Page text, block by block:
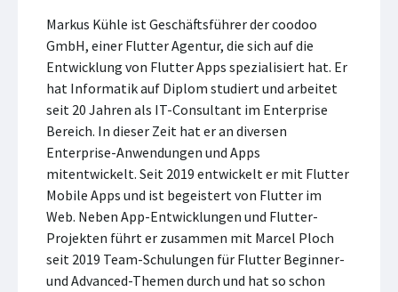
Markus Kühle ist Geschäftsführer der coodoo
GmbH, einer Flutter Agentur, die sich auf die
Entwicklung von Flutter Apps spezialisiert hat. Er
hat Informatik auf Diplom studiert und arbeitet
seit 20 Jahren als IT-Consultant im Enterprise
Bereich. In dieser Zeit hat er an diversen
Enterprise-Anwendungen und Apps
mitentwickelt. Seit 2019 entwickelt er mit Flutter
Mobile Apps und ist begeistert von Flutter im
Web. Neben App-Entwicklungen und Flutter-
Projekten führt er zusammen mit Marcel Ploch
seit 2019 Team-Schulungen für Flutter Beginner-
und Advanced-Themen durch und hat so schon